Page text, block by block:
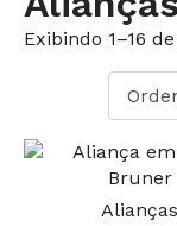
Exibindo 1–16
Alianças